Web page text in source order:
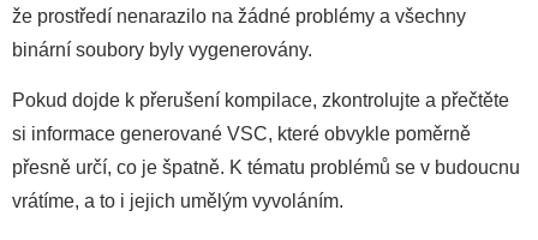
že prostředí nenarazilo na žádné problémy a všechny
binární soubory byly vygenerovány.
Pokud dojde k přerušení kompilace, zkontrolujte a přečtěte
si informace generované VSC, které obvykle poměrně
přesně určí, co je špatně. K tématu problémů se v budoucnu
vrátíme, a to i jejich umělým vyvoláním.